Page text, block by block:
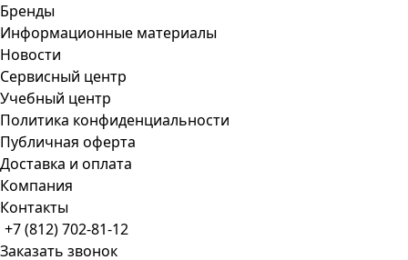
Бренды
Информационные материалы
Новости
Сервисный центр
Учебный центр
Политика конфиденциальности
Публичная оферта
Доставка и оплата
Компания
Контакты
+7 (812) 702-81-12
Заказать звонок